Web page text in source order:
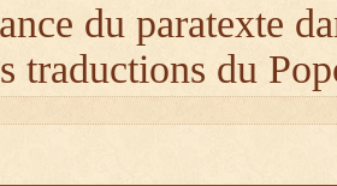
du paratexte
traductions du